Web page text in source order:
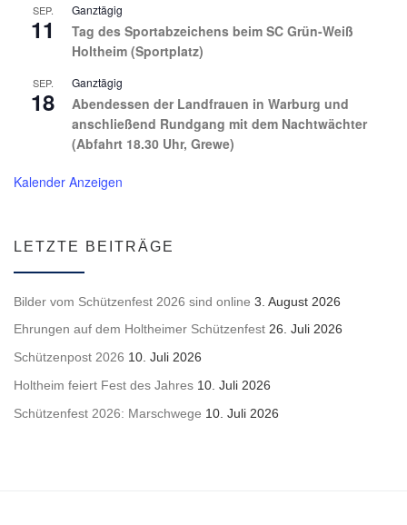
SEP.
11
Ganztägig
Tag des Sportabzeichens beim SC Grün-Weiß
Holtheim (Sportplatz)
SEP.
18
Ganztägig
Abendessen der Landfrauen in Warburg und
anschließend Rundgang mit dem Nachtwächter
(Abfahrt 18.30 Uhr, Grewe)
Kalender Anzeigen
LETZTE BEITRÄGE
Bilder vom Schützenfest 2026 sind online 3. August 2026
Ehrungen auf dem Holtheimer Schützenfest 26. Juli 2026
Schützenpost 2026 10. Juli 2026
Holtheim feiert Fest des Jahres 10. Juli 2026
Schützenfest 2026: Marschwege 10. Juli 2026